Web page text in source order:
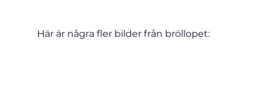
Här är några fler bilder från bröllopet: